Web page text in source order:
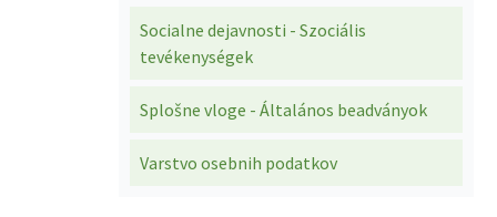
Socialne dejavnosti - Szociális
tevékenységek
Splošne vloge - Általános beadványok
Varstvo osebnih podatkov